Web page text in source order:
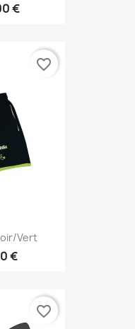
€
vert
€
favorite_border
favorite_border